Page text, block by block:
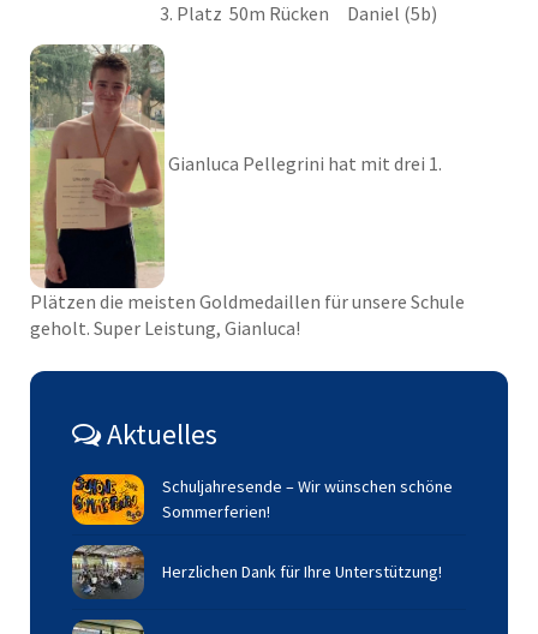
3. Platz 50m Rücken Daniel (5b)
Gianluca Pellegrini hat mit drei 1.
Plätzen die meisten Goldmedaillen für unsere Schule
geholt. Super Leistung, Gianluca!
Aktuelles
Schuljahresende – Wir wünschen schöne
Sommerferien!
Herzlichen Dank für Ihre Unterstützung!